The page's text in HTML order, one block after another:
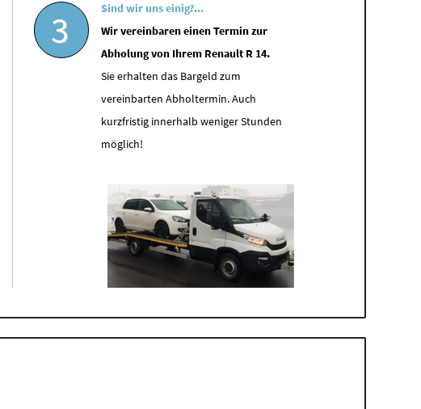
3
Sind wir uns einig?...
Wir vereinbaren einen Termin zur
Abholung von Ihrem Renault R 14.
Sie erhalten das Bargeld zum
vereinbarten Abholtermin. Auch
kurzfristig innerhalb weniger Stunden
möglich!